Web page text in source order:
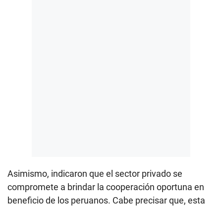
Asimismo, indicaron que el sector privado se
compromete a brindar la cooperación oportuna en
beneficio de los peruanos. Cabe precisar que, esta